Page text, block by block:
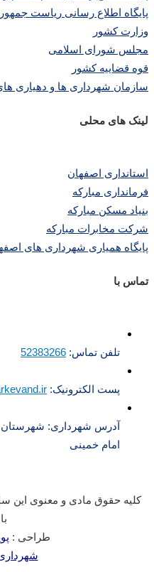
پایگاه اطلاع رسانی ریاست
وزارت کشور
مجلس شورای اسلامی
قوه قضاییه کشور
سازمان شهرداری ها و دهیاری
لینک های محلی
استانداری اصفهان
فرمانداری مبارکه
بنیاد مسکن مبارکه
شرکت مخابرات مبارکه
پایگاه همیاری شهرداری های
تماس با
تلفن تماس: 52383266
پست الکترونیک:
آدرس شهرداری: شهرستان
امام خمینی
کلیه حقوق مادی و معنوی این
طراحی :